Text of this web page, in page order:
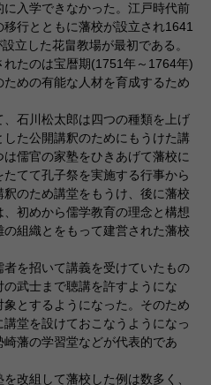
入学できなかった。江戸時代前
行とともに藩校が設立され1641
立した花畠教場が最初である。
れたのは宝暦期(1751年～1764年)
めの有能な人材を育成するため
石川松太郎は四つの種類を上げ
た公開講釈のためにもうけた講
儒官の家塾をひきあげて藩校に
てて孔子祭を実施する行事から
のため講堂をもうけ、後に藩校
初めから儒学教育の理念と構想
組織とをもって建営された藩校
を招いて講義を受けていたもの
武士まで聴講を許すようにな
とするようになった。そのため
堂を設けておこなうようになっ
藩の学習堂などが代表的であ
改組して藩校した例は数多く、